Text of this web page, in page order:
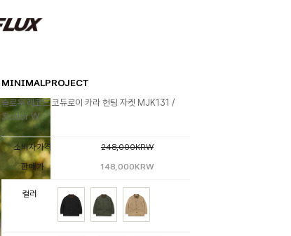
MINIMALPROJECT
슬로우 레코드 코듀로이 카라 헌팅 자켓 MJK131 /
3color W
소비자가격
248,000KRW
판매가
148,000KRW
컬러